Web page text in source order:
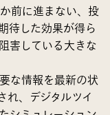
前に進まない、投
待した効果が得ら
害している大きな
な情報を最新の状
れ、デジタルツイ